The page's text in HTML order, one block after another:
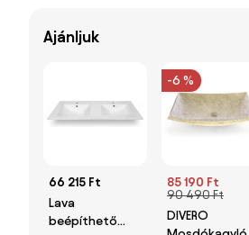
Ajánljuk
66 215 Ft
Lava
beépíthető
-6 %
85 190 Ft
90 490 Ft
DIVERO